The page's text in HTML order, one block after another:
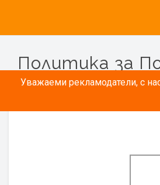
Уважаеми рекламодатели, с
Политика за